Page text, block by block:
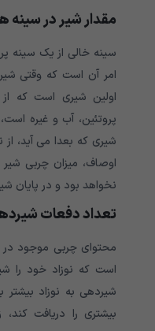
مقدار شیر در سینه
سینه خالی از یک سینه
امر آن است که وقتی
اولین شیری است که
پروتئین، آب و غیره
شیری که بعدا می آید،
اوصاف، میزان چربی
نخواهد بود و در پایان
تعداد دفعات
محتوای چربی موجود در
است که نوزاد خود را
شیردهی به نوزاد بیشتر
بیشتری را دریافت